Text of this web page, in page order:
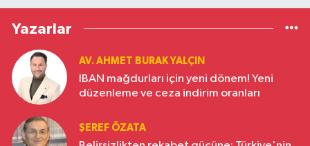
Yazarlar
AV. AHMET BURAK YALÇIN
IBAN mağdurları için yeni dönem! Yeni
düzenleme ve ceza indirim oranları
ŞEREF ÖZATA